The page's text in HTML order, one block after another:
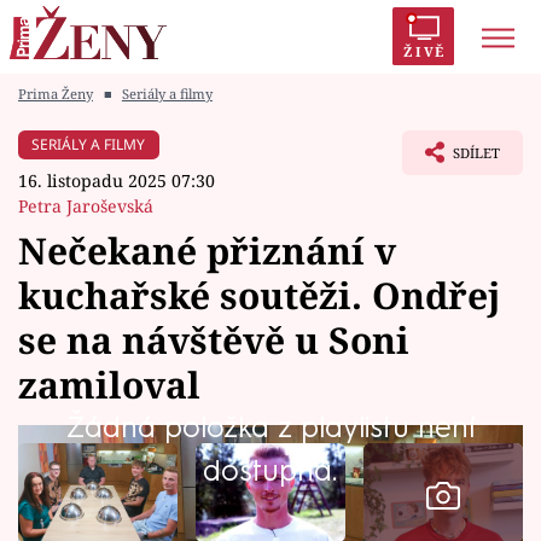
ŽIVĚ
Módní alarm
Témata
Celebrity
Vztahy
Seriály
Prima Ženy ■ Seriály a filmy
SERIÁLY A FILMY
16. listopadu 2025 07:30
Petra Jaroševská
SDÍLET
Nečekané přiznání v
kuchařské soutěži. Ondřej
se na návštěvě u Soni
zamiloval
Žádná položka z playlistu není
dostupná.